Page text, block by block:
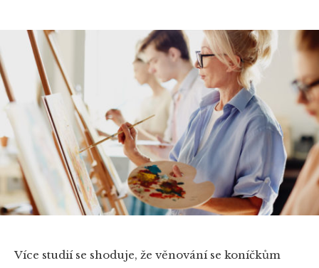
Více studií se shoduje, že věnování se koníčkům